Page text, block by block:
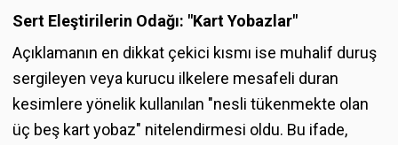
Sert Eleştirilerin Odağı: "Kart Yobazlar"
Açıklamanın en dikkat çekici kısmı ise muhalif duruş
sergileyen veya kurucu ilkelere mesafeli duran
kesimlere yönelik kullanılan "nesli tükenmekte olan
üç beş kart yobaz" nitelendirmesi oldu. Bu ifade,